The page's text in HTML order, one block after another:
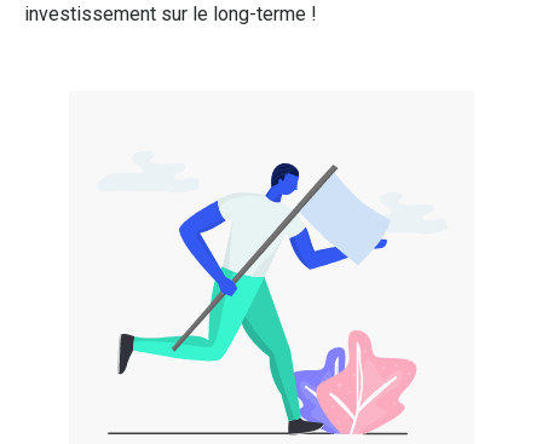
investissement sur le long-terme !